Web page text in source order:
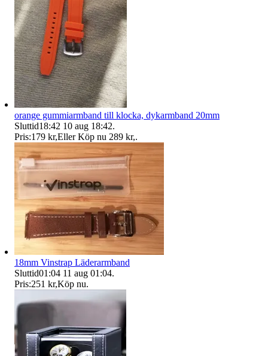
orange gummiarmband till klocka, dykarmband 20mm
Sluttid18:42 10 aug 18:42.
Pris:179 kr,Eller Köp nu 289 kr,.
18mm Vinstrap Läderarmband
Sluttid01:04 11 aug 01:04.
Pris:251 kr,Köp nu.